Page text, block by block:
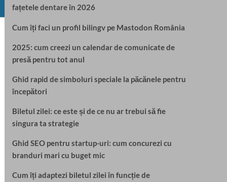
fațetele dentare în 2026
Cum îți faci un profil bilingv pe Mastodon România
2025: cum creezi un calendar de comunicate de
presă pentru tot anul
Ghid rapid de simboluri speciale la păcănele pentru
începători
Biletul zilei: ce este și de ce nu ar trebui să fie
singura ta strategie
Ghid SEO pentru startup-uri: cum concurezi cu
branduri mari cu buget mic
Cum îți adaptezi biletul zilei în funcție de